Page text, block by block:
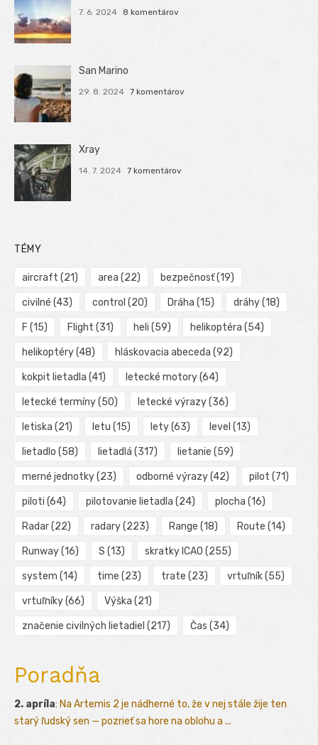
7. 6. 2024 8 komentárov
San Marino
29. 8. 2024 7 komentárov
Xray
14. 7. 2024 7 komentárov
TÉMY
aircraft (21) area (22) bezpečnosť(19)
civilné (43) control (20) Dráha (15) dráhy(18)
F (15) Flight (31) heli (59) helikoptéra (54)
helikoptéry(48) hláskovacia abeceda (92)
kokpit lietadla (41) letecké motory(64)
letecké termíny(50) letecké výrazy(36)
letiska (21) letu (15) lety(63) level (13)
lietadlo (58) lietadlá (317) lietanie (59)
merné jednotky(23) odborné výrazy(42) pilot (71)
piloti (64) pilotovanie lietadla (24) plocha (16)
Radar(22) radary(223) Range (18) Route (14)
Runway(16) S (13) skratky ICAO (255)
system (14) time (23) trate (23) vrtuľník(55)
vrtuľníky(66) Výška (21)
značenie civilných lietadiel (217) Čas (34)
Poradňa
2. apríla: Na Artemis 2 je nádherné to, že v nej stále žije ten
starý ľudský sen — pozrieť sa hore na oblohu a ...